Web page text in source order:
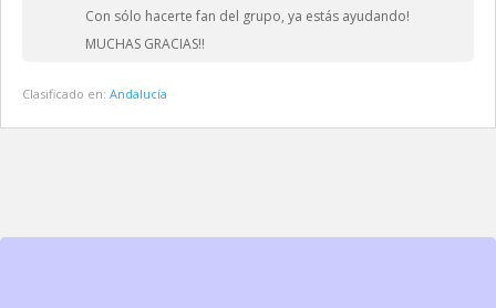
Con sólo hacerte fan del grupo, ya estás ayudando!
MUCHAS GRACIAS!!
Clasificado en: Andalucía